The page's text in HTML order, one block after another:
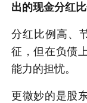
出的现金分红
分红比例高、
征，但在负债
能力的担忧。
更微妙的是股